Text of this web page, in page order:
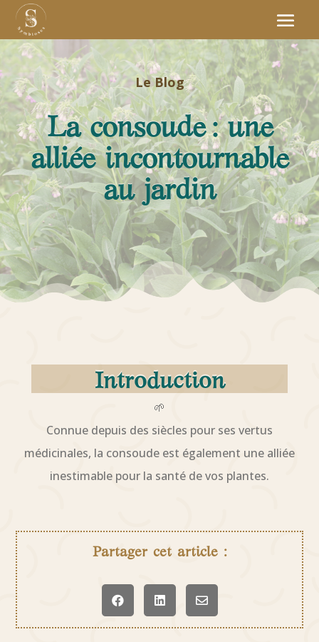
Le Blog
La consoude : une
alliée incontournable
au jardin
Introduction
🌱
Connue depuis des siècles pour ses vertus
médicinales, la consoude est également une alliée
inestimable pour la santé de vos plantes.
Partager cet article :
  